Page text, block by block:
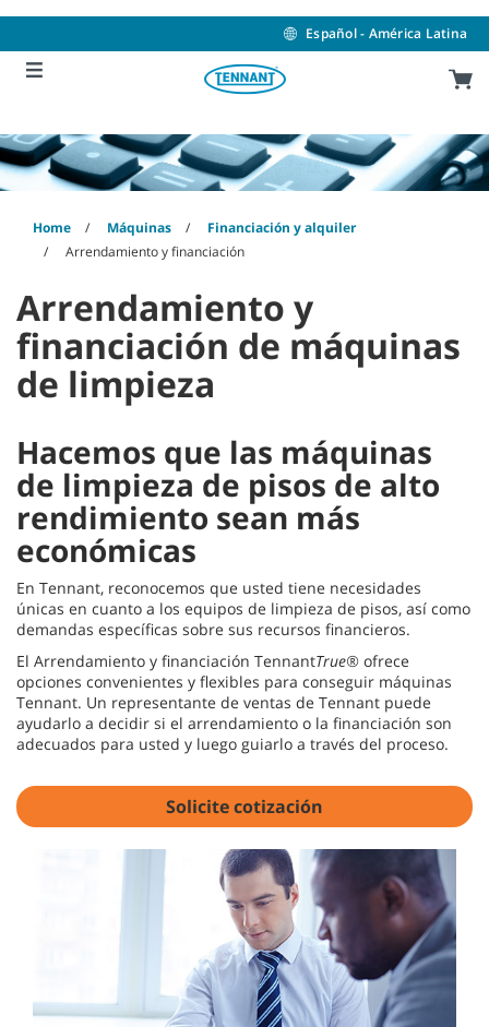
content
navigation
menu
Español - América Latina
Home Máquinas
Financiación y alquiler
Arrendamiento y financiación
Arrendamiento y
financiación de máquinas
de limpieza
Hacemos que las máquinas
de limpieza de pisos de alto
rendimiento sean más
económicas
En Tennant, reconocemos que usted tiene necesidades
únicas en cuanto a los equipos de limpieza de pisos, así como
demandas específicas sobre sus recursos financieros.
El Arrendamiento y financiación TennantTrue® ofrece
opciones convenientes y flexibles para conseguir máquinas
Tennant. Un representante de ventas de Tennant puede
ayudarlo a decidir si el arrendamiento o la financiación son
adecuados para usted y luego guiarlo a través del proceso.
Solicite cotización